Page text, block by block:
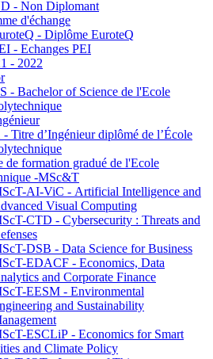
- Non Diplomant
d'échange
- Diplôme EuroteQ
- Echanges PEI
- 2022
- Bachelor of Science de l'Ecole
- Titre d’Ingénieur diplômé de l’École
de formation gradué de l'Ecole
-MSc&T
AI-ViC - Artificial Intelligence and
Visual Computing
CTD - Cybersecurity : Threats and
DSB - Data Science for Business
EDACF - Economics, Data
and Corporate Finance
EESM - Environmental
and Sustainability
ESCLiP - Economics for Smart
and Climate Policy